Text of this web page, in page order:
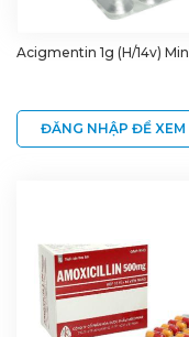
Acigmentin 1g (H/14v)
ĐĂNG NHẬP ĐỂ XEM